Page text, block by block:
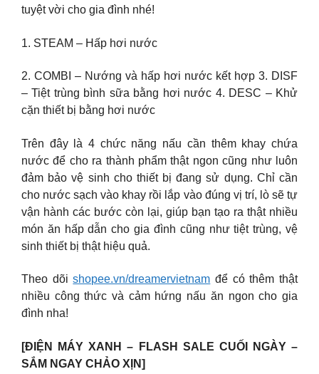
tuyệt vời cho gia đình nhé!
1. STEAM – Hấp hơi nước
2. COMBI – Nướng và hấp hơi nước kết hợp 3. DISF
– Tiệt trùng bình sữa bằng hơi nước 4. DESC – Khử
cặn thiết bị bằng hơi nước
Trên đây là 4 chức năng nấu cần thêm khay chứa
nước để cho ra thành phẩm thật ngon cũng như luôn
đảm bảo vệ sinh cho thiết bị đang sử dụng. Chỉ cần
cho nước sạch vào khay rồi lắp vào đúng vị trí, lò sẽ tự
vận hành các bước còn lại, giúp bạn tạo ra thật nhiều
món ăn hấp dẫn cho gia đình cũng như tiệt trùng, vệ
sinh thiết bị thật hiệu quả.
Theo dõishopee.vn/dreamervietnam để có thêm thật
nhiều công thức và cảm hứng nấu ăn ngon cho gia
đình nha!
[ĐIỆN MÁY XANH – FLASH SALE CUỐI NGÀY –
SẮM NGAY CHẢO XỊN]